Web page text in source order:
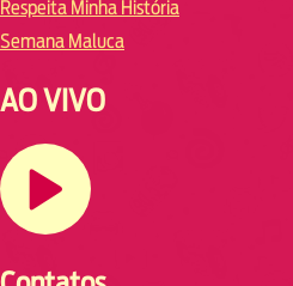
Respeita Minha História
Semana Maluca
AO VIVO